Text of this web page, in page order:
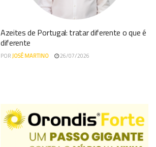
Azeites de Portugal: tratar diferente o que é
diferente
PORJOSÉ MARTINO 26/07/2026